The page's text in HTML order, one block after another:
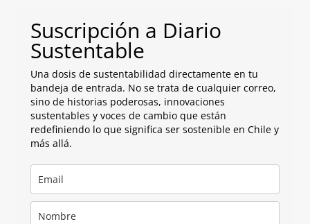
Suscripción a Diario
Sustentable
Una dosis de sustentabilidad directamente en tu
bandeja de entrada. No se trata de cualquier correo,
sino de historias poderosas, innovaciones
sustentables y voces de cambio que están
redefiniendo lo que significa ser sostenible en Chile y
más allá.